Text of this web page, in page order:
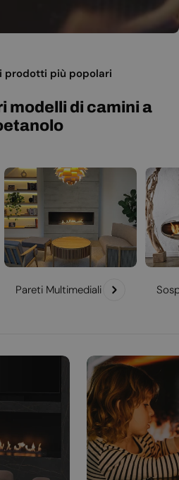
prodotti più popolari
modelli di camini a
Pareti Multimediali